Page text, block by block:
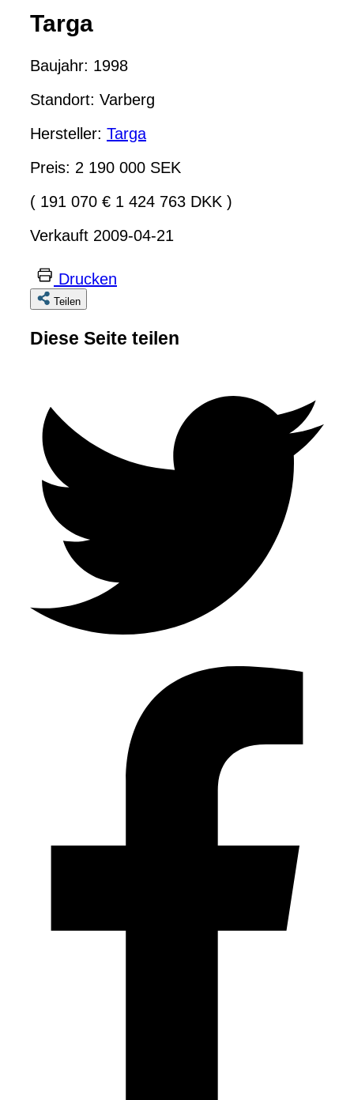
Targa
Baujahr: 1998
Standort: Varberg
Hersteller: Targa
Preis: 2 190 000 SEK
( 191 070 € 1 424 763 DKK )
Verkauft 2009-04-21
Drucken
Teilen
Diese Seite teilen